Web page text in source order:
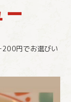
ー
200円でお選びい